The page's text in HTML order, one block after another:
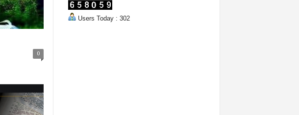
0
Users Today : 302